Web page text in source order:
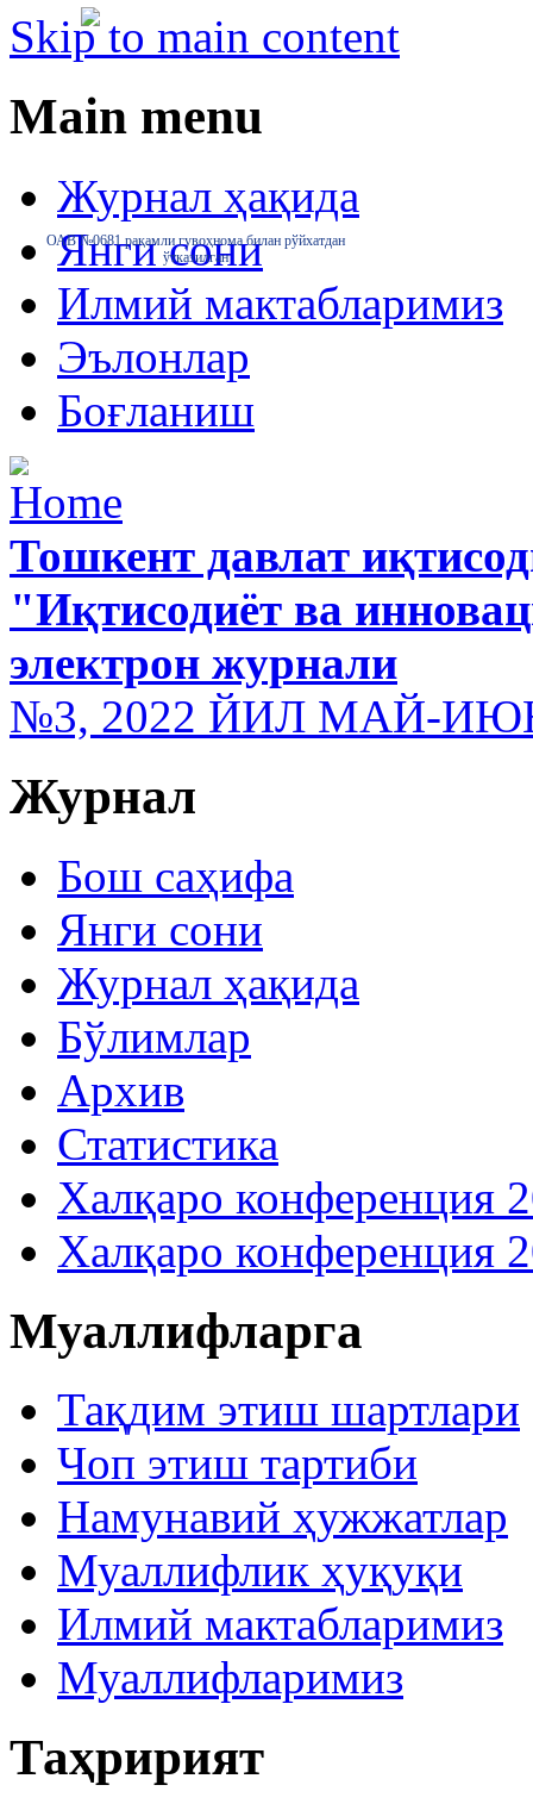
Skip to main content
Main menu
Журнал ҳақида
Янги сони
Илмий мактабларимиз
Эълонлар
Боғланиш
Тошкент давлат
"Иқтисодиёт ва
электрон журнали
№3, 2022 ЙИЛ МАЙ-
ОАВ №0681 рақамли гувоҳнома билан рўйхатдан
ўтказилган
Журнал
Бош саҳифа
Янги сони
Журнал ҳақида
Бўлимлар
Архив
Статистика
Халқаро конференция
Халқаро конференция
Муаллифларга
Тақдим этиш шартлари
Чоп этиш тартиби
Намунавий ҳужжатлар
Муаллифлик ҳуқуқи
Илмий мактабларимиз
Муаллифларимиз
Таҳририят